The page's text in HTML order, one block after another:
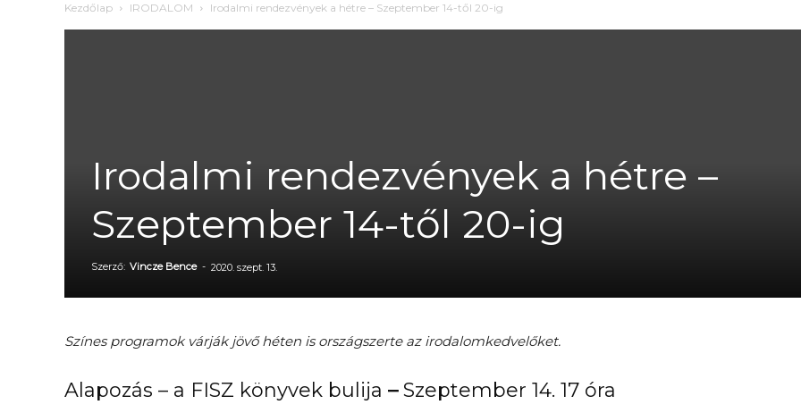
A
Kezdőlap IRODALOM Irodalmi rendezvények a hétre – Szeptember 14-től 20-ig
Irodalmi rendezvények a hétre –
Szeptember 14-től 20-ig
Szerző: Vincze Bence - 2020. szept. 13.
Színes programok várják jövő héten is országszerte az irodalomkedvelőket.
Alapozás – a FISZ könyvek bulija –Szeptember 14. 17 óra